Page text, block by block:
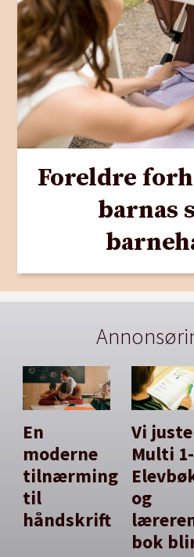
Foreldre
barnas
En
moderne
tilnærming
til
håndskrift
Vi
Multi
og
bok